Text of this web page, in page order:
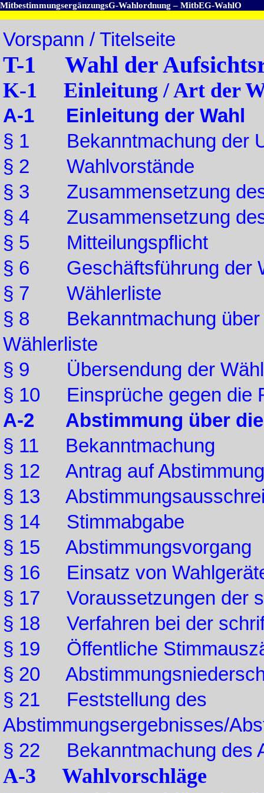
MitbestimmungsergänzungsG-Wahlordnung – MitbEG-WahlO
Vorspann / Titelseite
T-1 Wahl der
K-1 Einleitung / Art der
A-1 Einleitung der Wahl
§ 1 Bekanntmachung der
§ 2 Wahlvorstände
§ 3 Zusammensetzung des
§ 4 Zusammensetzung des
§ 5 Mitteilungspflicht
§ 6 Geschäftsführung der
§ 7 Wählerliste
§ 8 Bekanntmachung über
Wählerliste
§ 9 Übersendung der
§ 10 Einsprüche gegen die
A-2 Abstimmung über die
§ 11 Bekanntmachung
§ 12 Antrag auf Abstimmung
§ 13
§ 14 Stimmabgabe
§ 15 Abstimmungsvorgang
§ 16 Einsatz von
§ 17 Voraussetzungen der
§ 18 Verfahren bei der
§ 19 Öffentliche
§ 20
§ 21 Feststellung des
Abstimmungsergebnisses/
§ 22 Bekanntmachung des
A-3 Wahlvorschläge